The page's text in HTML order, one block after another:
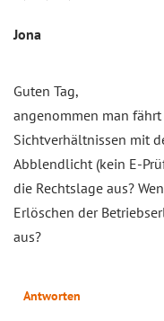
Jona
Guten Tag,
angenommen man
Sichtverhältnissen mit
Abblendlicht (kein E-
die Rechtslage aus?
Erlöschen der
aus?
Antworten